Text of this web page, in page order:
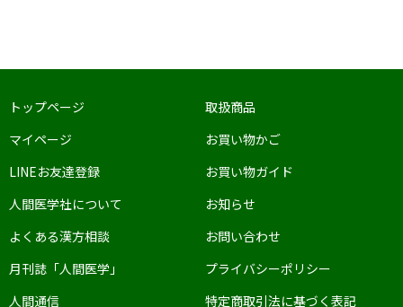
トップページ
マイページ
LINEお友達登録
取扱商品
お買い物かご
お買い物ガイド
人間医学社について
よくある漢方相談
月刊誌「人間医学」
人間通信
お知らせ
お問い合わせ
プライバシーポリシー
特定商取引法に基づく表記